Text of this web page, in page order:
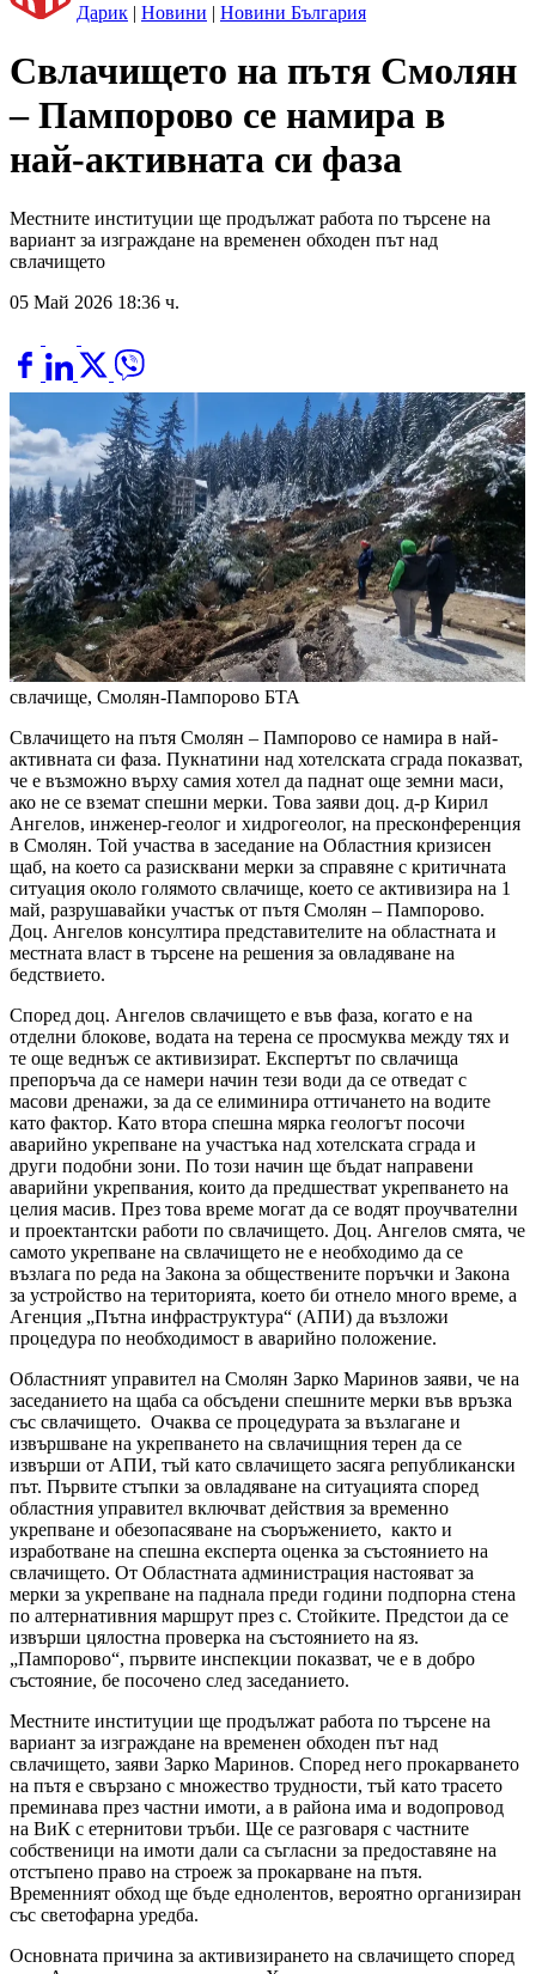
Дарик | Новини | Новини България
Свлачището на пътя Смолян
– Пампорово се намира в
най-активната си фаза
Местните институции ще продължат работа по търсене на
вариант за изграждане на временен обходен път над
свлачището
05 Май 2026 18:36 ч.
свлачище, Смолян-Пампорово БТА
Свлачището на пътя Смолян – Пампорово се намира в най-
активната си фаза. Пукнатини над хотелската сграда показват,
че е възможно върху самия хотел да паднат още земни маси,
ако не се вземат спешни мерки. Това заяви доц. д-р Кирил
Ангелов, инженер-геолог и хидрогеолог, на пресконференция
в Смолян. Той участва в заседание на Областния кризисен
щаб, на което са разисквани мерки за справяне с критичната
ситуация около голямото свлачище, което се активизира на 1
май, разрушавайки участък от пътя Смолян – Пампорово.
Доц. Ангелов консултира представителите на областната и
местната власт в търсене на решения за овладяване на
бедствието.
Според доц. Ангелов свлачището е във фаза, когато е на
отделни блокове, водата на терена се просмуква между тях и
те още веднъж се активизират. Експертът по свлачища
препоръча да се намери начин тези води да се отведат с
масови дренажи, за да се елиминира оттичането на водите
като фактор. Като втора спешна мярка геологът посочи
аварийно укрепване на участъка над хотелската сграда и
други подобни зони. По този начин ще бъдат направени
аварийни укрепвания, които да предшестват укрепването на
целия масив. През това време могат да се водят проучвателни
и проектантски работи по свлачището. Доц. Ангелов смята, че
самото укрепване на свлачището не е необходимо да се
възлага по реда на Закона за обществените поръчки и Закона
за устройство на територията, което би отнело много време, а
Агенция „Пътна инфраструктура“ (АПИ) да възложи
процедура по необходимост в аварийно положение.
Областният управител на Смолян Зарко Маринов заяви, че на
заседанието на щаба са обсъдени спешните мерки във връзка
със свлачището. Очаква се процедурата за възлагане и
извършване на укрепването на свлачищния терен да се
извърши от АПИ, тъй като свлачището засяга републикански
път. Първите стъпки за овладяване на ситуацията според
областния управител включват действия за временно
укрепване и обезопасяване на съоръжението, както и
изработване на спешна експерта оценка за състоянието на
свлачището. От Областната администрация настояват за
мерки за укрепване на паднала преди години подпорна стена
по алтернативния маршрут през с. Стойките. Предстои да се
извърши цялостна проверка на състоянието на яз.
„Пампорово“, първите инспекции показват, че е в добро
състояние, бе посочено след заседанието.
Местните институции ще продължат работа по търсене на
вариант за изграждане на временен обходен път над
свлачището, заяви Зарко Маринов. Според него прокарването
на пътя е свързано с множество трудности, тъй като трасето
преминава през частни имоти, а в района има и водопровод
на ВиК с етернитови тръби. Ще се разговаря с частните
собственици на имоти дали са съгласни за предоставяне на
отстъпено право на строеж за прокарване на пътя.
Временният обход ще бъде еднолентов, вероятно организиран
със светофарна уредба.
Основната причина за активизирането на свлачището според